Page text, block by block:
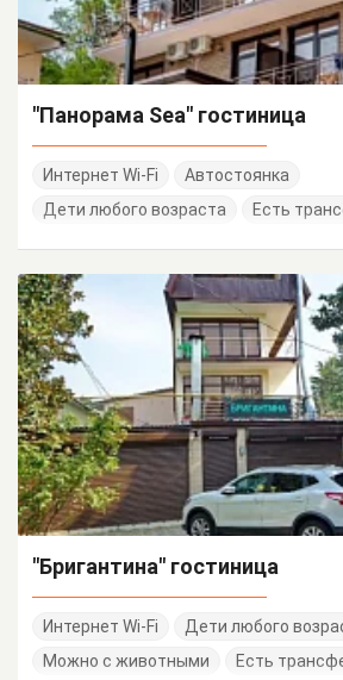
"Панорама Sea" гостиница
Интернет Wi-Fi
Автостоянка
Дети любого возраста
Есть
"Бригантина" гостиница
Интернет Wi-Fi
Дети любого
Можно с животными
Есть